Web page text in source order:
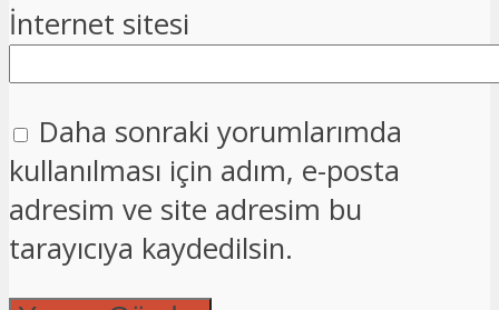
İnternet sitesi
Daha sonraki yorumlarımda
kullanılması için adım, e-posta
adresim ve site adresim bu
tarayıcıya kaydedilsin.